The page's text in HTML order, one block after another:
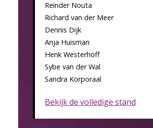
Reinder Nouta
Richard van der Meer
Dennis Dijk
Anja Huisman
Henk Westerhoff
Sybe van der Wal
Sandra Korporaal
Bekijk de volledige stand